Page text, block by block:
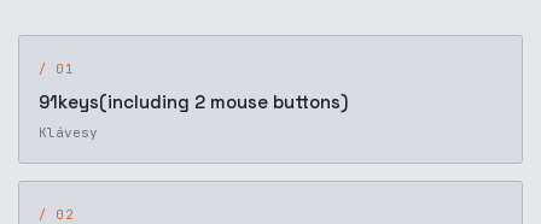
/ 01
91keys(including 2 mouse buttons)
Klávesy
/ 02